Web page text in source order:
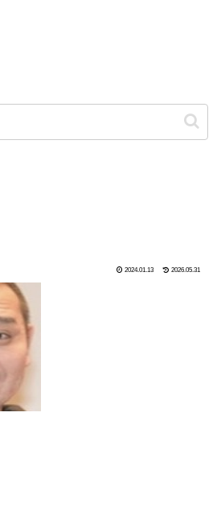
2024.01.13 2026.05.31